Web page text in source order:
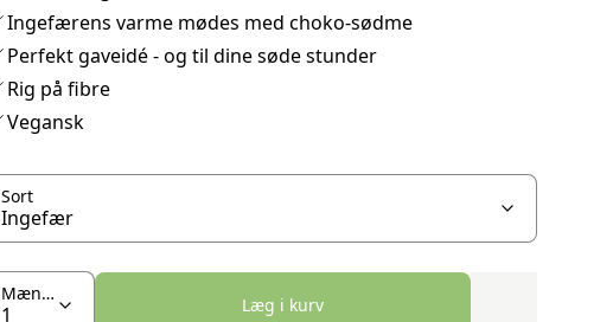
Ingefærens varme mødes med choko-sødme
Perfekt gaveidé - og til dine søde stunder
Rig på fibre
Vegansk
Sort
Mængde
Læg i kurv